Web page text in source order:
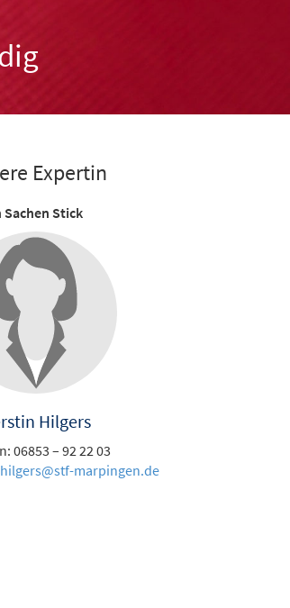
Expertin
Sachen Stick
Hilgers
06853 – 92 22 03
marpingen.de